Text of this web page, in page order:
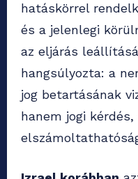
hatáskörrel
és a jelenlegi
az eljárás
hangsúlyozta: a
jog betartásának
hanem jogi